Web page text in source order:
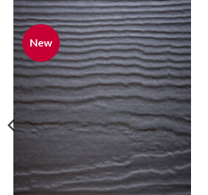
New